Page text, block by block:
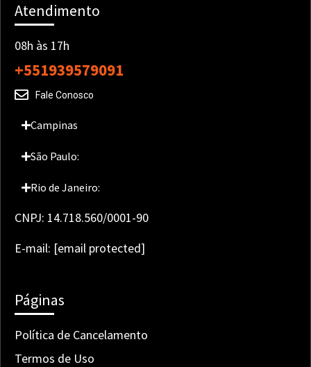
Atendimento
08h às 17h
+551939579091
Fale Conosco
Campinas
São Paulo:
Rio de Janeiro:
CNPJ: 14.718.560/0001-90
E-mail: [email protected]
Páginas
Política de Cancelamento
Termos de Uso